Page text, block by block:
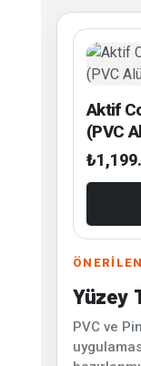
Aktif
(PVC
₺
Yüzey
PVC ve